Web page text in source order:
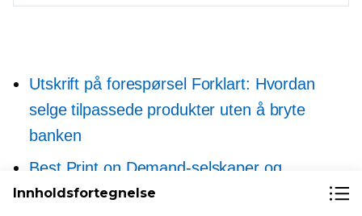
Utskrift på forespørsel Forklart: Hvordan
selge tilpassede produkter uten å bryte
banken
Best Print on Demand-selskaper og
nettsteder for å tjene penger på kunsten din
Innholdsfortegnelse